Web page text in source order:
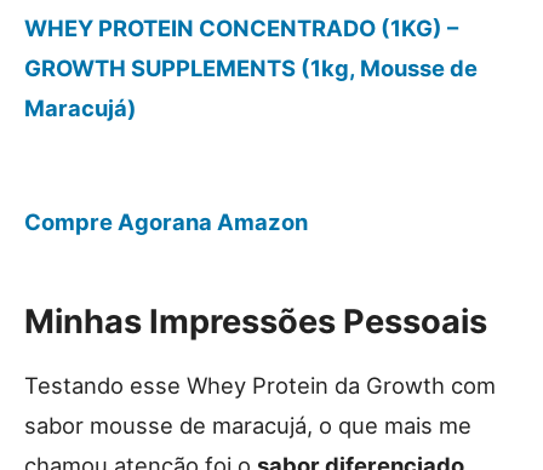
WHEY PROTEIN CONCENTRADO (1KG) –
GROWTH SUPPLEMENTS (1kg, Mousse de
Maracujá)
Compre Agorana Amazon
Minhas Impressões Pessoais
Testando esse Whey Protein da Growth com
sabor mousse de maracujá, o que mais me